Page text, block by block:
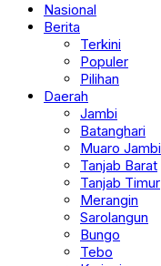
Nasional
Berita
Terkini
Populer
Pilihan
Daerah
Jambi
Batanghari
Muaro Jambi
Tanjab Barat
Tanjab Timur
Merangin
Sarolangun
Bungo
Tebo